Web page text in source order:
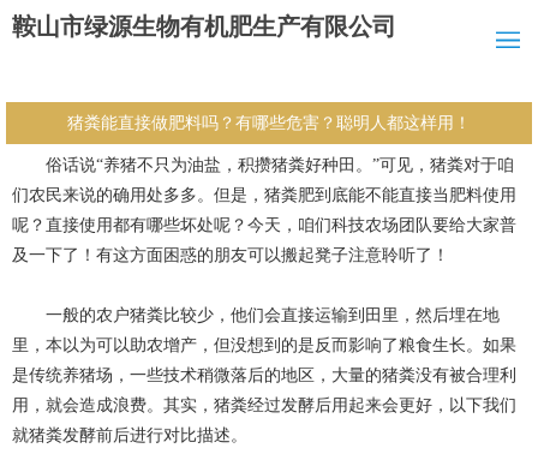
鞍山市绿源生物有机肥生产有限公司
猪粪能直接做肥料吗？有哪些危害？聪明人都这样用！
俗话说“养猪不只为油盐，积攒猪粪好种田。”可见，猪粪对于咱
们农民来说的确用处多多。但是，猪粪肥到底能不能直接当肥料使用
呢？直接使用都有哪些坏处呢？今天，咱们科技农场团队要给大家普
及一下了！有这方面困惑的朋友可以搬起凳子注意聆听了！
一般的农户猪粪比较少，他们会直接运输到田里，然后埋在地
里，本以为可以助农增产，但没想到的是反而影响了粮食生长。如果
是传统养猪场，一些技术稍微落后的地区，大量的猪粪没有被合理利
用，就会造成浪费。其实，猪粪经过发酵后用起来会更好，以下我们
就猪粪发酵前后进行对比描述。